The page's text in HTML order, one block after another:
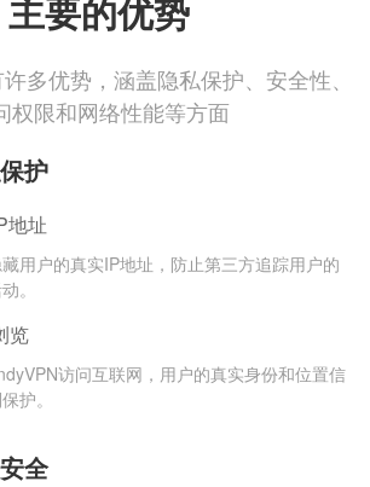
主要的优势
多优势，涵盖隐私保护、安全性、
权限和网络性能等方面
护
地址
用户的真实IP地址，防止第三方追踪用户的
。
览
访问互联网，用户的真实身份和位置信
护。
全